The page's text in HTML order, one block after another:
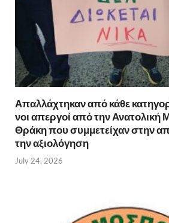
Απαλλάχτηκαν από κάθε
νοι απεργοί από την Ανατολική
Θράκη που συμμετείχαν στην
την αξιολόγηση
July 24, 2026